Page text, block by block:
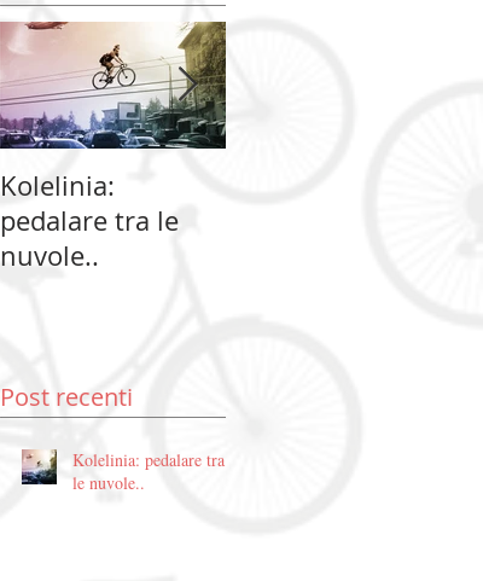
Kolelinia:
pedalare tra le
nuvole..
Post recenti
Kolelinia: pedalare tra
le nuvole..